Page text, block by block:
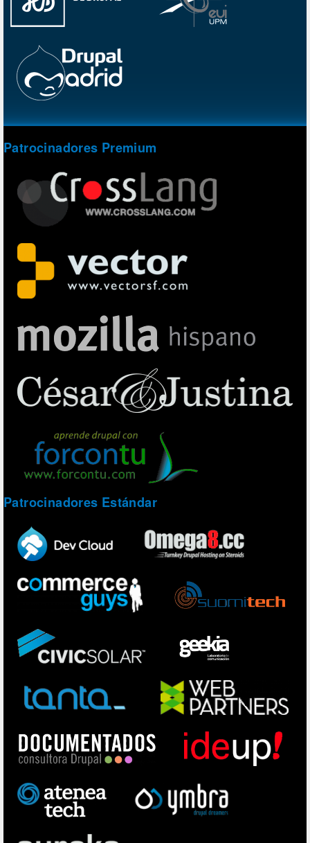
Patrocinadores Premium
Patrocinadores Estándar